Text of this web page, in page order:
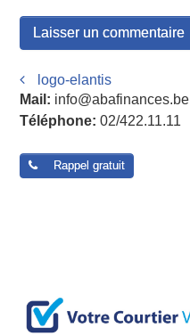
Post navigation
logo-elantis
Mail: info@abafinances.be
Téléphone: 02/422.11.11
Rappel gratuit